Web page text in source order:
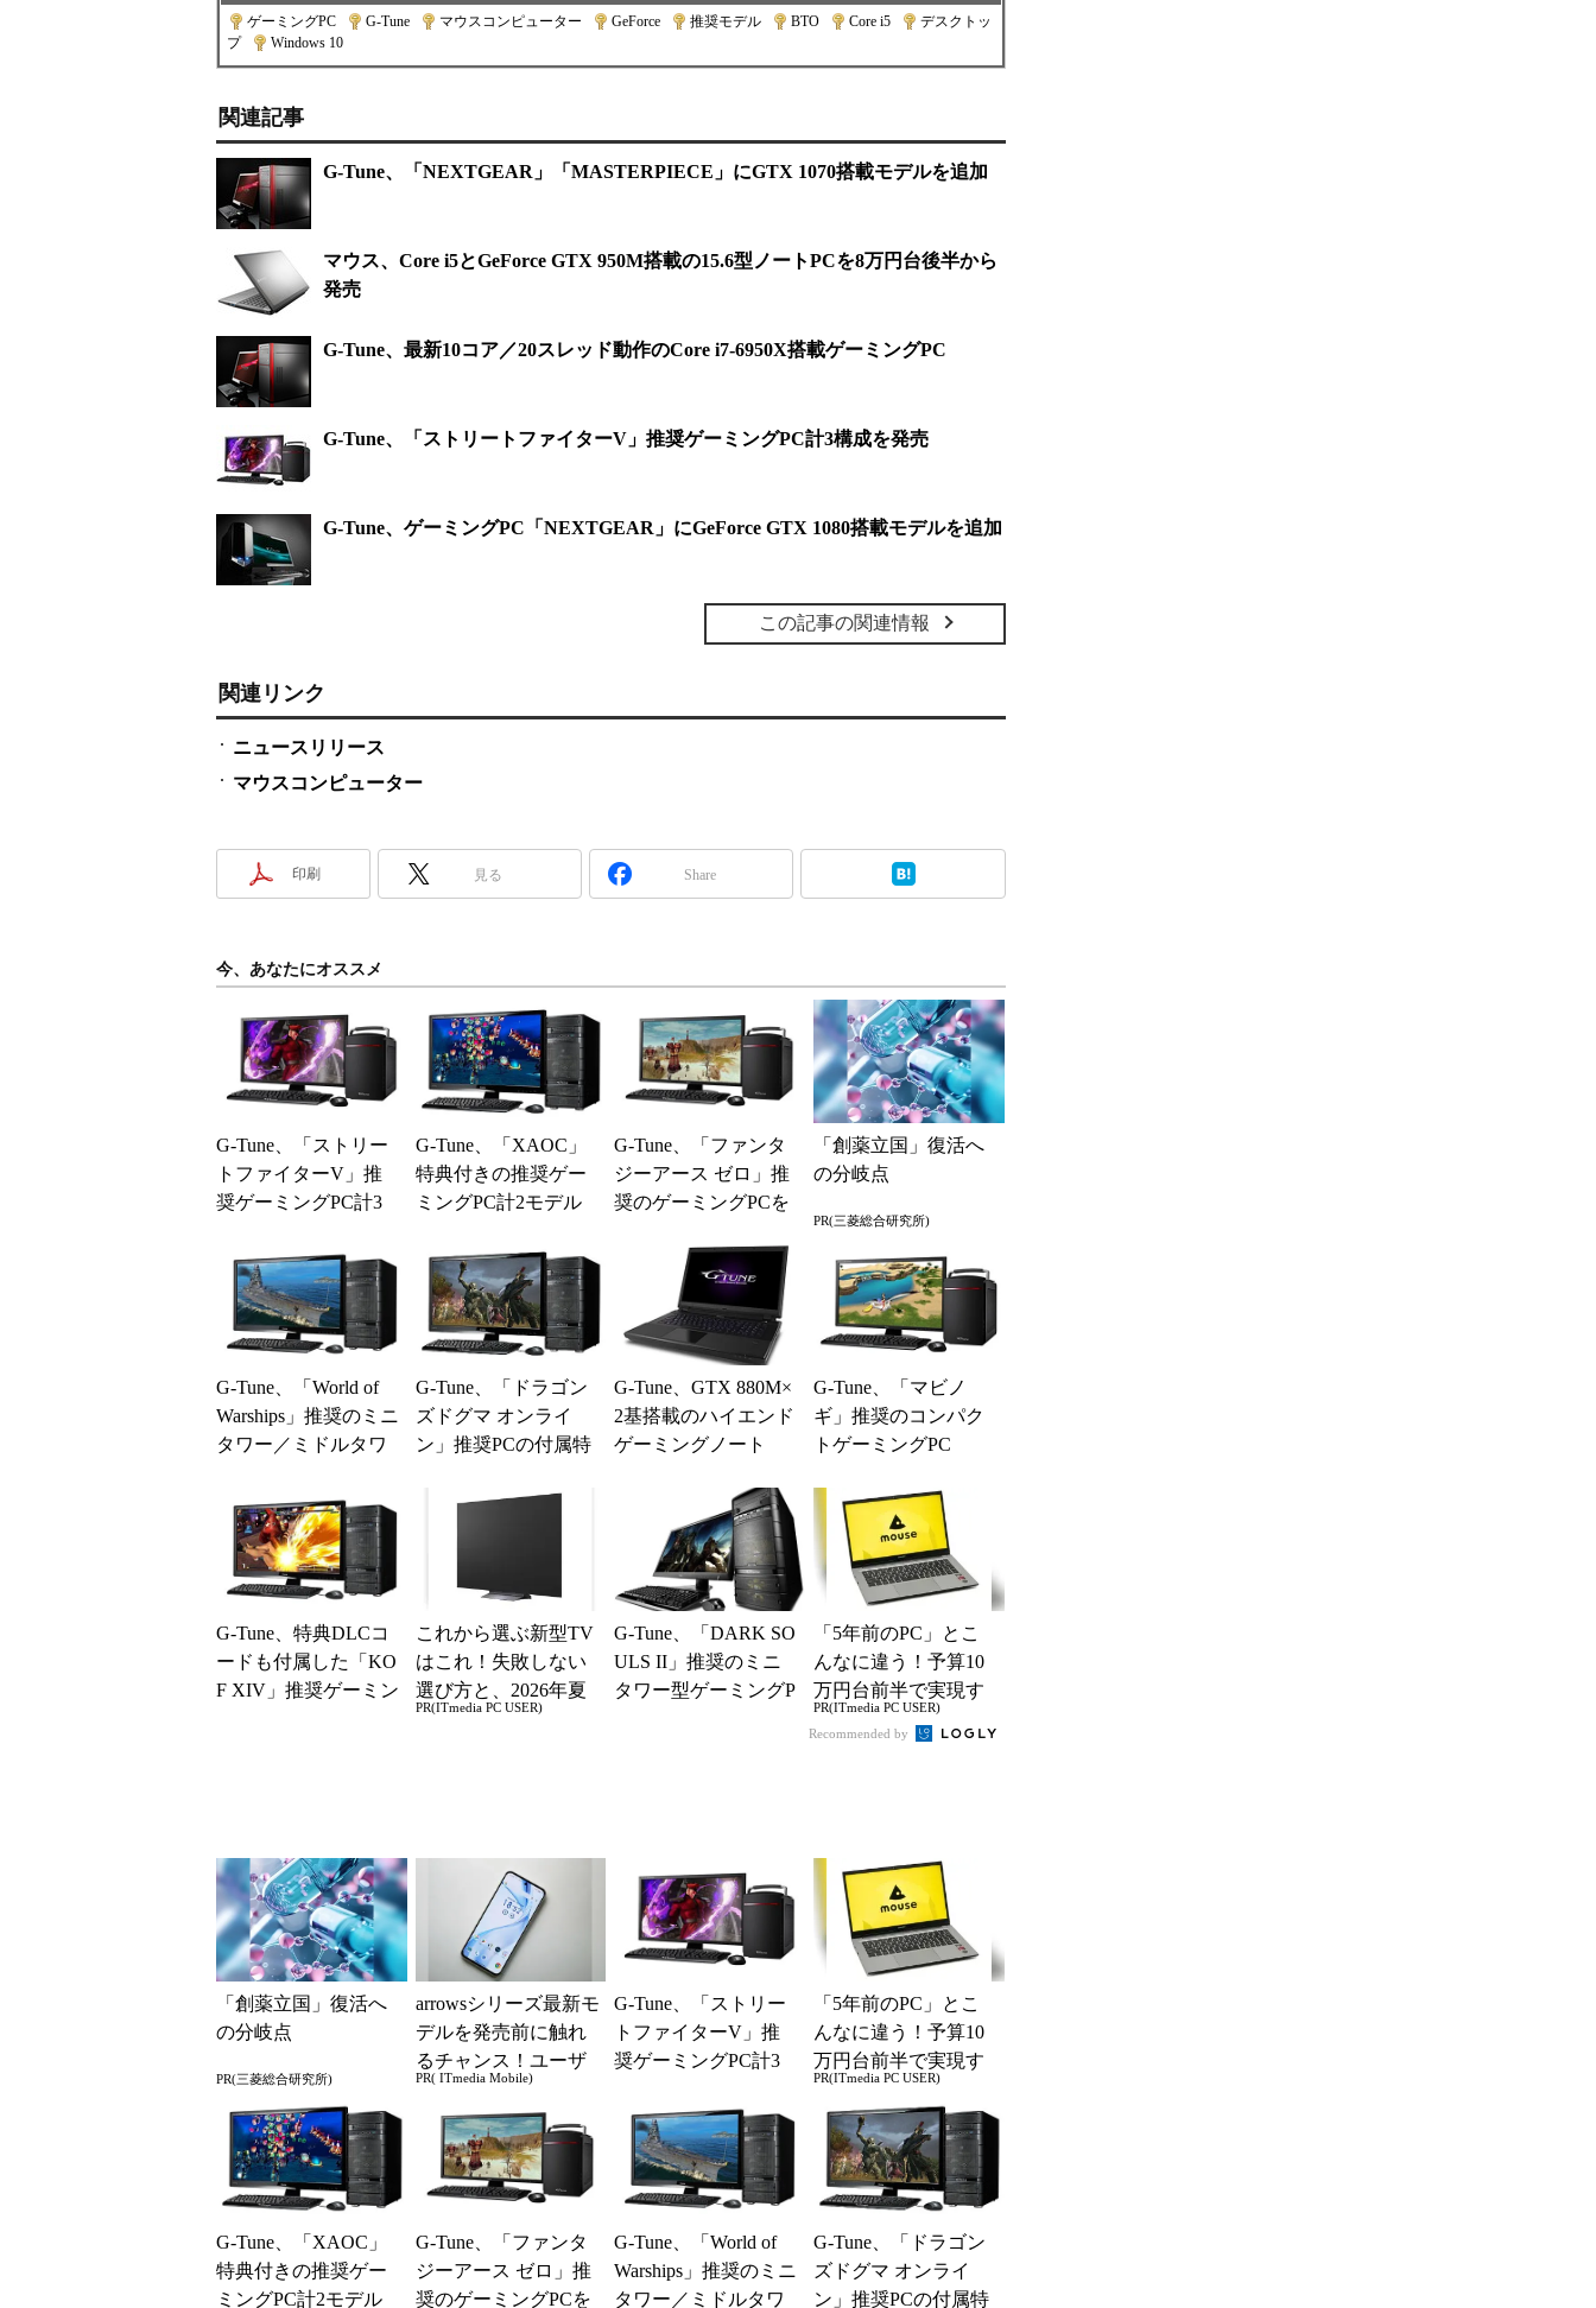
ゲーミングPC
G-Tune マウスコンピューター GeForce 推奨モデル BTO Core i5
デスクトッ
プ| Windows 10
関連記事
G-Tune、「NEXTGEAR」「MASTERPIECE」にGTX 1070搭載モデルを追加
マウス、Core i5とGeForce GTX 950M搭載の15.6型ノートPCを8万円台後半から
発売
G-Tune、最新10コア／20スレッド動作のCore i7-6950X搭載ゲーミングPC
G-Tune、「ストリートファイターV」推奨ゲーミングPC計3構成を発売
G-Tune、ゲーミングPC「NEXTGEAR」にGeForce GTX 1080搭載モデルを追加
この記事の関連情報
関連リンク
ニュースリリース
マウスコンピューター
印刷 見る Share
今、あなたにオススメ
G-Tune、「ストリー
トファイターV」推
奨ゲーミングPC計3
G-Tune、「XAOC」
特典付きの推奨ゲー
ミングPC計2モデル
G-Tune、「ファンタ
ジーアース ゼロ」推
奨のゲーミングPCを
「創薬立国」復活へ
の分岐点
PR(三菱総合研究所)
G-Tune、「World of
Warships」推奨のミニ
タワー／ミドルタワ
G-Tune、「ドラゴン
ズドグマ オンライ
ン」推奨PCの付属特
G-Tune、GTX 880M×
2基搭載のハイエンド
ゲーミングノート
G-Tune、「マビノ
ギ」推奨のコンパク
トゲーミングPC
G-Tune、特典DLCコ
ードも付属した「KO
F XIV」推奨ゲーミン
これから選ぶ新型TV
はこれ！失敗しない
選び方と、2026年夏
の一押しモデル
PR(ITmedia PC USER)
G-Tune、「DARK SO
ULS II」推奨のミニ
タワー型ゲーミングP
「5年前のPC」とこ
んなに違う！予算10
万円台前半で実現す
る快適PCライフ
PR(ITmedia PC USER)
Recommended by
「創薬立国」復活へ
の分岐点
PR(三菱総合研究所)
arrowsシリーズ最新モ
デルを発売前に触れ
るチャンス！ユーザ
ー座談会開催
PR( ITmedia Mobile)
G-Tune、「ストリー
トファイターV」推
奨ゲーミングPC計3
「5年前のPC」とこ
んなに違う！予算10
万円台前半で実現す
る快適PCライフ
PR(ITmedia PC USER)
G-Tune、「XAOC」
特典付きの推奨ゲー
ミングPC計2モデル
G-Tune、「ファンタ
ジーアース ゼロ」推
奨のゲーミングPCを
G-Tune、「World of
Warships」推奨のミニ
タワー／ミドルタワ
G-Tune、「ドラゴン
ズドグマ オンライ
ン」推奨PCの付属特